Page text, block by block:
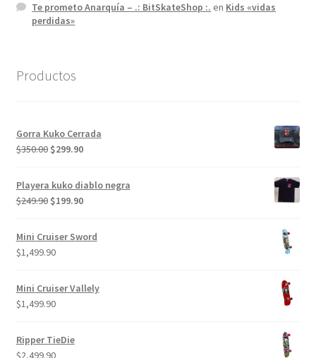
Te prometo Anarquía – .: BitSkateShop :. en Kids «vidas
perdidas»
Productos
Gorra Kuko Cerrada
$350.00 El
original
era:
$299.90El
actual
es:
Playera kuko diablo negra
$249.90 El
original
era:
$199.90El
actual
Mini Cruiser Sword
$1,499.90
Mini Cruiser Vallely
$1,499.90
Ripper TieDie
$2,499.90